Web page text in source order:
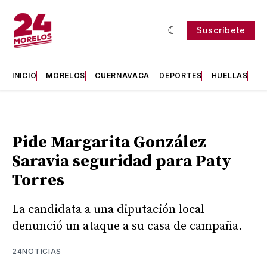
Suscríbete
INICIO MORELOS CUERNAVACA DEPORTES HUELLAS
Pide Margarita González
Saravia seguridad para Paty
Torres
La candidata a una diputación local
denunció un ataque a su casa de campaña.
24NOTICIAS